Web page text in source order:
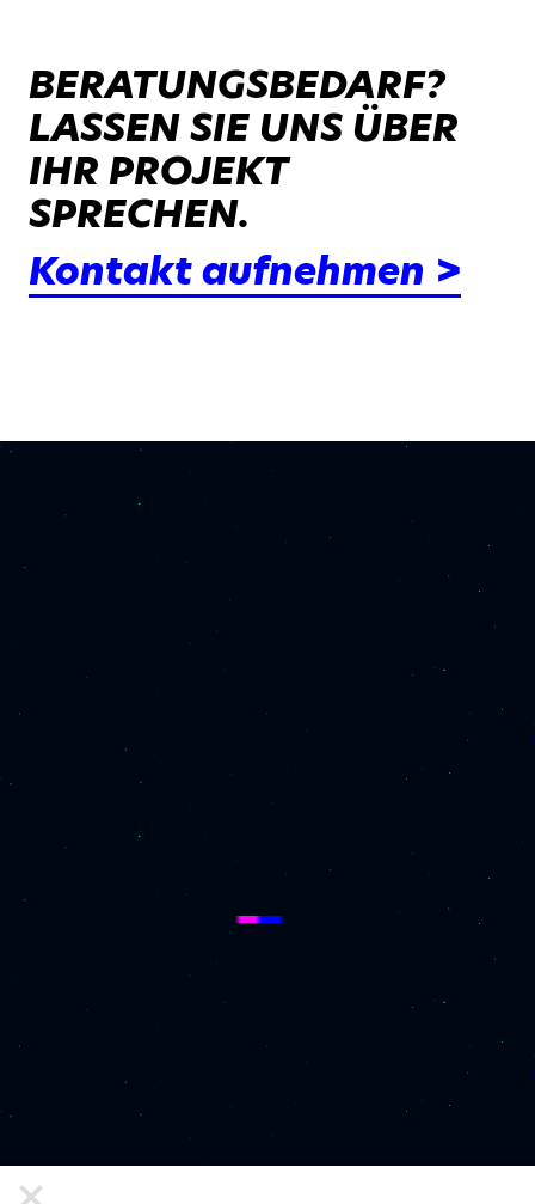
BERATUNGSBEDARF?
LASSEN SIE UNS ÜBER
IHR PROJEKT
SPRECHEN.
Kontakt aufnehmen >